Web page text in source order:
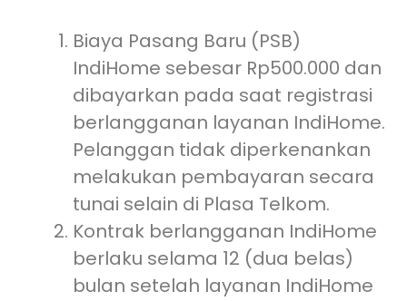
Biaya Pasang Baru (PSB)
IndiHome sebesar Rp500.000 dan
dibayarkan pada saat registrasi
berlangganan layanan IndiHome.
Pelanggan tidak diperkenankan
melakukan pembayaran secara
tunai selain di Plasa Telkom.
Kontrak berlangganan IndiHome
berlaku selama 12 (dua belas)
bulan setelah layanan IndiHome